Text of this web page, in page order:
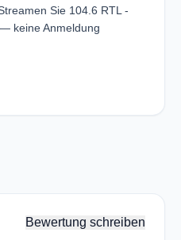
Sie 104.6 RTL -
keine Anmeldung
Bewertung schreiben